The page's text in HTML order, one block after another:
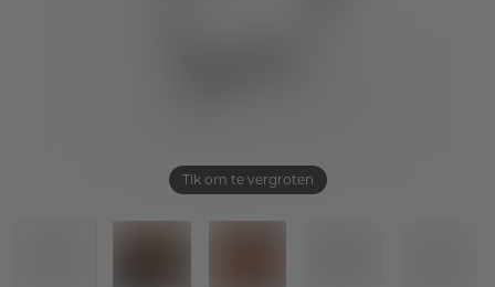
Tik om te vergroten